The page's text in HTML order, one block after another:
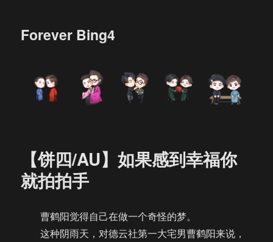
Forever Bing4
【饼四/AU】如果感到幸福你
就拍拍手
曹鹤阳觉得自己在做一个奇怪的梦。
这种阴雨天，对德云社第一大宅男曹鹤阳来说，